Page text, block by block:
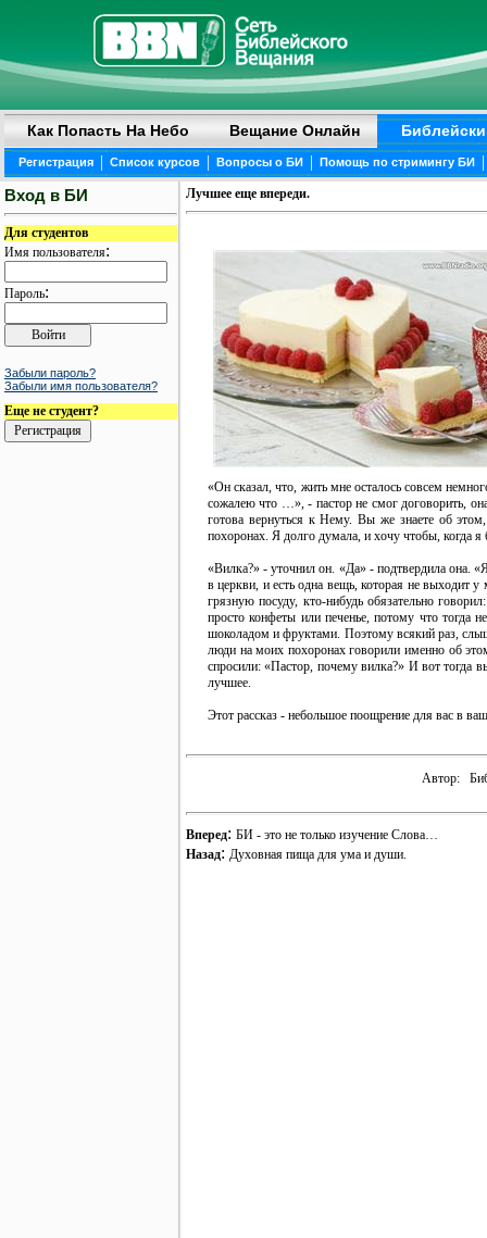
Как Попасть На Небо Вещание Онлайн
Регистрация | Список курсов | Вопросы о БИ | Помощь по стримингу БИ |
Вход в БИ
Для студентов
Имя пользователя:
Пароль:
Забыли пароль?
Забыли имя пользователя?
Еще не студент?
Лучшее еще впереди.
«Он сказал, что, жить мне осталось совсем
сожалею что …», - пастор не смог договорить,
готова вернуться к Нему. Вы же знаете об
похоронах. Я долго думала, и хочу чтобы, когда
«Вилка?» - уточнил он. «Да» - подтвердила она.
в церкви, и есть одна вещь, которая не выходит
грязную посуду, кто-нибудь обязательно
просто конфеты или печенье, потому что тогда
шоколадом и фруктами. Поэтому всякий раз,
люди на моих похоронах говорили именно об
спросили: «Пастор, почему вилка?» И вот тогда
лучшее.
Этот рассказ - небольшое поощрение для вас в
Автор:
Вперед: БИ - это не только изучение Слова…
Назад: Духовная пища для ума и души.